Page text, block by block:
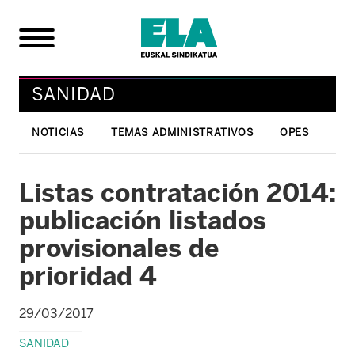
SANIDAD
NOTICIAS TEMAS ADMINISTRATIVOS OPES
Listas contratación 2014:
publicación listados
provisionales de
prioridad 4
29/03/2017
SANIDAD